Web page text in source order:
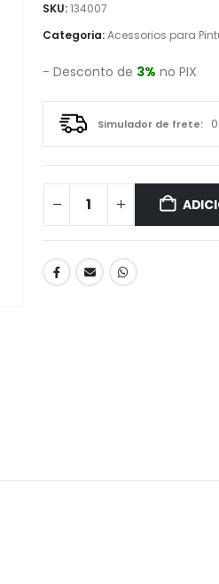
SKU:134007
Categoria:Acessorios para
- Desconto de 3% no PIX
Simulador de frete: